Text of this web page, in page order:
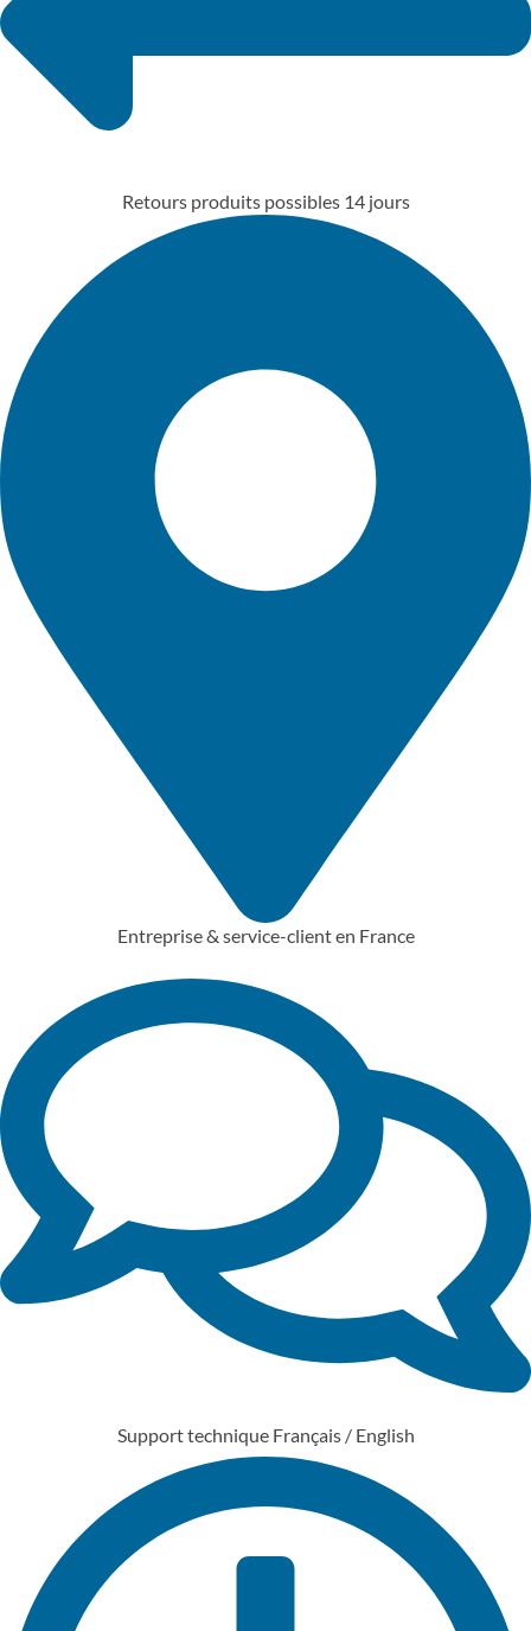
Retours produits possibles 14 jours
Entreprise & service-client en France
Support technique Français / English